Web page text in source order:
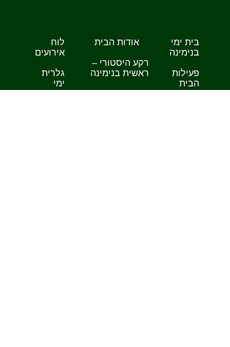
בית ימי
בנימינה
פעילות
הבית
אודות הבית
רקע היסטורי –
ראשית בנימינה
לוח
אירועים
גלרית
ימי